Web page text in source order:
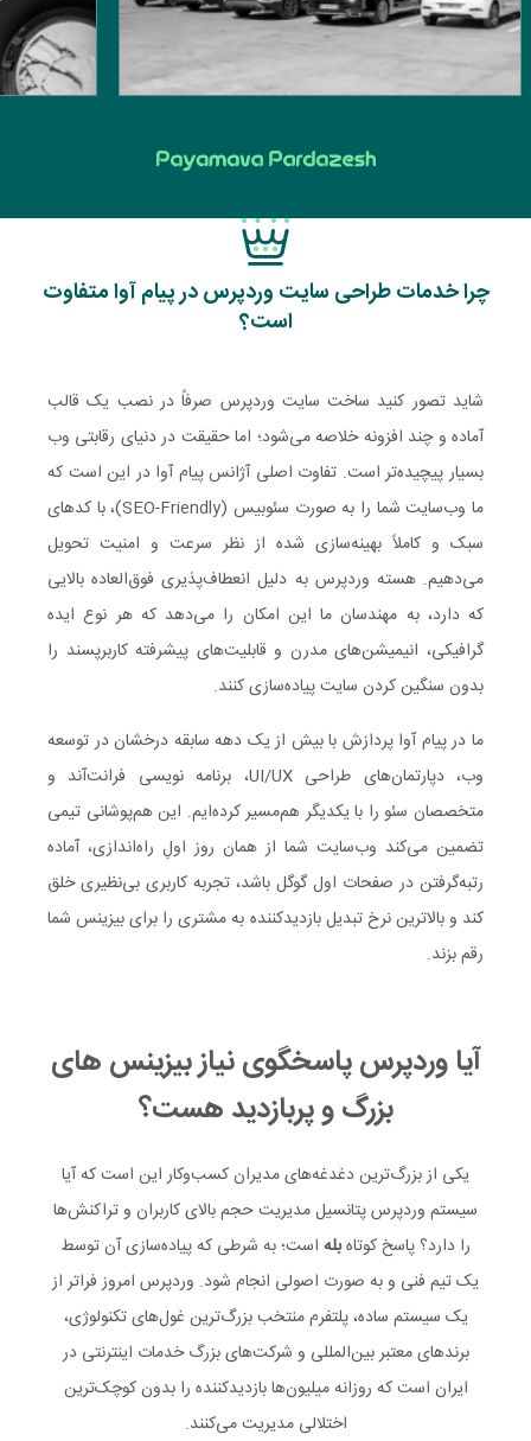
چرا خدمات طراحی سایت وردپرس در پیام آوا متفاوت
است؟
شاید تصور کنید ساخت سایت وردپرس صرفاً در نصب یک قالب
آماده و چند افزونه خلاصه می‌شود؛ اما حقیقت در دنیای رقابتی وب
بسیار پیچیده‌تر است. تفاوت اصلی آژانس پیام آوا در این است که
ما وب‌سایت شما را به صورت سئوبیس (SEO-Friendly)، با کدهای
سبک و کاملاً بهینه‌سازی شده از نظر سرعت و امنیت تحویل
می‌دهیم. هسته وردپرس به دلیل انعطاف‌پذیری فوق‌العاده بالایی
که دارد، به مهندسان ما این امکان را می‌دهد که هر نوع ایده
گرافیکی، انیمیشن‌های مدرن و قابلیت‌های پیشرفته کاربرپسند را
بدون سنگین کردن سایت پیاده‌سازی کنند.
ما در پیام آوا پردازش با بیش از یک دهه سابقه درخشان در توسعه
وب، دپارتمان‌های طراحی UI/UX، برنامه نویسی فرانت‌آند و
متخصصان سئو را با یکدیگر هم‌مسیر کرده‌ایم. این هم‌پوشانی تیمی
تضمین می‌کند وب‌سایت شما از همان روز اولِ راه‌اندازی، آماده
رتبه‌گرفتن در صفحات اول گوگل باشد، تجربه کاربری بی‌نظیری خلق
کند و بالاترین نرخ تبدیل بازدیدکننده به مشتری را برای بیزینس شما
رقم بزند.
آیا وردپرس پاسخگوی نیاز بیزینس‌ های
بزرگ و پربازدید هست؟
یکی از بزرگ‌ترین دغدغه‌های مدیران کسب‌وکار این است که آیا
سیستم وردپرس پتانسیل مدیریت حجم بالای کاربران و تراکنش‌ها
را دارد؟ پاسخ کوتاهبله است؛ به شرطی که پیاده‌سازی آن توسط
یک تیم فنی و به صورت اصولی انجام شود. وردپرس امروز فراتر از
یک سیستم ساده، پلتفرم منتخب بزرگ‌ترین غول‌های تکنولوژی،
برندهای معتبر بین‌المللی و شرکت‌های بزرگ خدمات اینترنتی در
ایران است که روزانه میلیون‌ها بازدیدکننده را بدون کوچک‌ترین
اختلالی مدیریت می‌کنند.